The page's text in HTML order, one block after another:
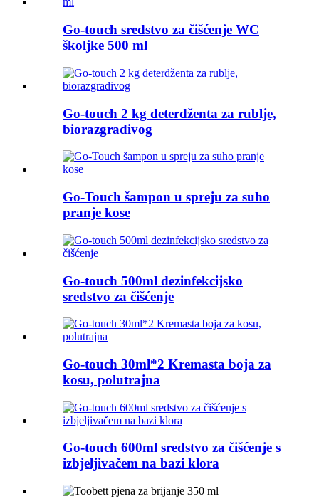
Go-touch sredstvo za čišćenje WC
školjke 500 ml
Go-touch 2 kg deterdženta za rublje,
biorazgradivog
Go-Touch šampon u spreju za suho
pranje kose
Go-touch 500ml dezinfekcijsko
sredstvo za čišćenje
Go-touch 30ml*2 Kremasta boja za
kosu, polutrajna
Go-touch 600ml sredstvo za čišćenje s
izbjeljivačem na bazi klora